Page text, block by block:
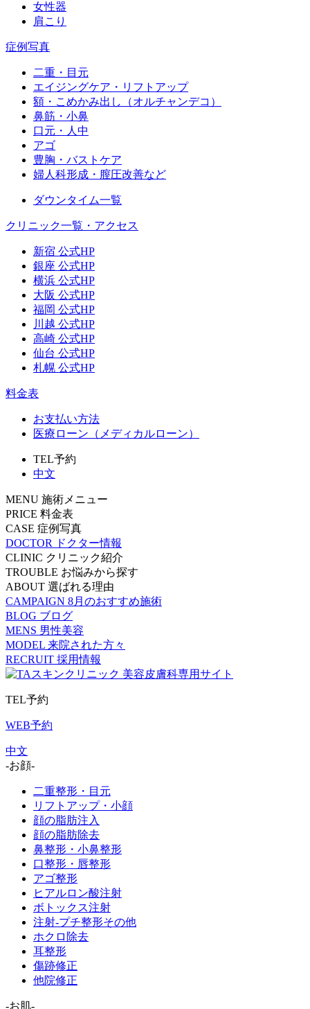
女性器
肩こり
症例写真
二重・目元
エイジングケア・リフトアップ
額・こめかみ出し（オルチャンデコ）
鼻筋・小鼻
口元・人中
アゴ
豊胸・バストケア
婦人科形成・膣圧改善など
ダウンタイム一覧
クリニック一覧・アクセス
新宿 公式HP
銀座 公式HP
横浜 公式HP
大阪 公式HP
福岡 公式HP
川越 公式HP
高崎 公式HP
仙台 公式HP
札幌 公式HP
料金表
お支払い方法
医療ローン（メディカルローン）
TEL予約
中文
MENU 施術メニュー
PRICE 料金表
CASE 症例写真
DOCTOR
ドクター情報
CLINIC クリニック紹介
TROUBLE お悩みから探す
ABOUT 選ばれる理由
CAMPAIGN 8月のおすすめ施術
BLOG ブログ
MENS 男性美容
MODEL 来院された方々
RECRUIT 採用情報
TEL予約
WEB予約
中文
-お顔-
二重整形・目元
リフトアップ・小顔
顔の脂肪注入
顔の脂肪除去
鼻整形・小鼻整形
口整形・唇整形
アゴ整形
ヒアルロン酸注射
ボトックス注射
注射-プチ整形その他
ホクロ除去
耳整形
傷跡修正
他院修正
-お肌-